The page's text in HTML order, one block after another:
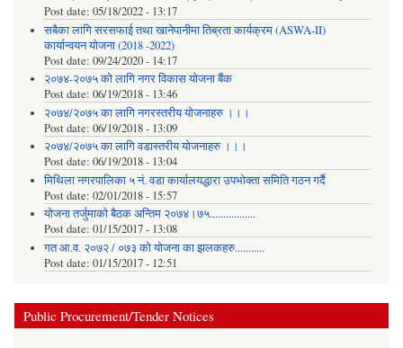
Post date: 05/18/2022 - 13:17
सबैका लागि सरसफाई तथा खानेपानीमा तिब्रता कार्यक्रम (ASWA-II)
कार्यान्वयन योजना (2018 -2022)
Post date: 09/24/2020 - 14:17
२०७४-२०७५ को लागि नगर विकास योजना बैंक
Post date: 06/19/2018 - 13:46
२०७४/२०७५ का लागि नगरस्तरीय योजनाहरु ।।।
Post date: 06/19/2018 - 13:09
२०७४/२०७५ का लागि वडास्तरीय योजनाहरु ।।।
Post date: 06/19/2018 - 13:04
मिथिला नगरपालिका ५ नं. वडा कार्यालयद्धारा उपभोक्ता समिति गठन गर्दै
Post date: 02/01/2018 - 15:57
याेजना तर्जुमाकाे बैठक अन्तिम २०७४।७५.................
Post date: 01/15/2017 - 13:08
गत आ.व. २०७२ / ०७३ को योजना का झलकहरु...........
Post date: 01/15/2017 - 12:51
Public Procurement/Tender Notices